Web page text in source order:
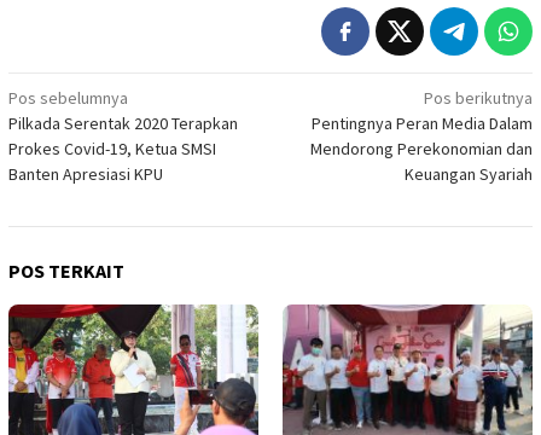
Navigasi
pos
Pos sebelumnya
Pilkada Serentak 2020 Terapkan
Prokes Covid-19, Ketua SMSI
Banten Apresiasi KPU
Pos berikutnya
Pentingnya Peran Media Dalam
Mendorong Perekonomian dan
Keuangan Syariah
POS TERKAIT